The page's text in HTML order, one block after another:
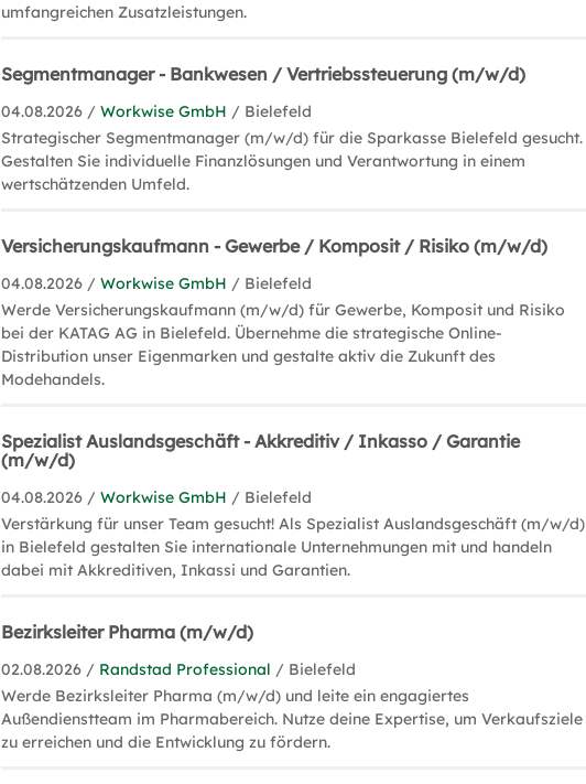
umfangreichen Zusatzleistungen.
Segmentmanager - Bankwesen / Vertriebssteuerung (m/w/d)
04.08.2026 /Workwise GmbH / Bielefeld
Strategischer Segmentmanager (m/w/d) für die Sparkasse Bielefeld gesucht.
Gestalten Sie individuelle Finanzlösungen und Verantwortung in einem
wertschätzenden Umfeld.
Versicherungskaufmann - Gewerbe / Komposit / Risiko (m/w/d)
04.08.2026 /Workwise GmbH / Bielefeld
Werde Versicherungskaufmann (m/w/d) für Gewerbe, Komposit und Risiko
bei der KATAG AG in Bielefeld. Übernehme die strategische Online-
Distribution unser Eigenmarken und gestalte aktiv die Zukunft des
Modehandels.
Spezialist Auslandsgeschäft - Akkreditiv / Inkasso / Garantie
(m/w/d)
04.08.2026 /Workwise GmbH / Bielefeld
Verstärkung für unser Team gesucht! Als Spezialist Auslandsgeschäft (m/w/d)
in Bielefeld gestalten Sie internationale Unternehmungen mit und handeln
dabei mit Akkreditiven, Inkassi und Garantien.
Bezirksleiter Pharma (m/w/d)
02.08.2026 / Randstad Professional / Bielefeld
Werde Bezirksleiter Pharma (m/w/d) und leite ein engagiertes
Außendienstteam im Pharmabereich. Nutze deine Expertise, um Verkaufsziele
zu erreichen und die Entwicklung zu fördern.